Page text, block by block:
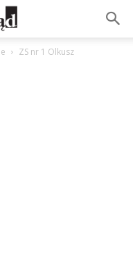
ZS nr 1 Olkusz